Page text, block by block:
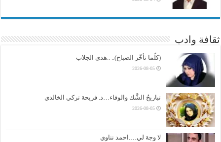
ثقافة وادب
(كلّما تأخّر الصباح).. ..هدى الجلاب
2026-08-05
تباريحُ الشَّك والوفاء…د. فريحة تركي الخالدي
2026-08-05
لا وجهَ لي….احمد نناوي